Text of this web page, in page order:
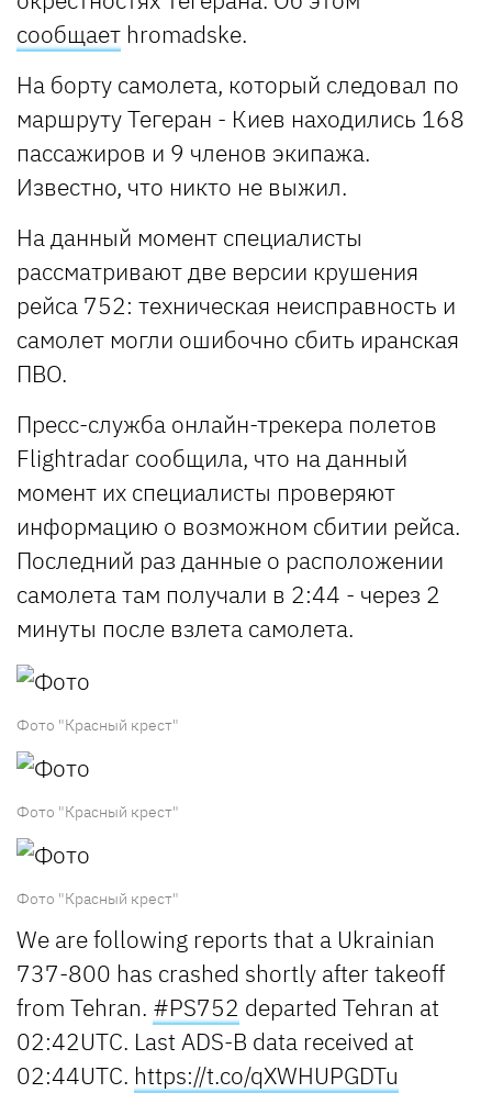
сообщает hromadskе.
На борту самолета, который следовал по
маршруту Тегеран - Киев находились 168
пассажиров и 9 членов экипажа.
Известно, что никто не выжил.
На данный момент специалисты
рассматривают две версии крушения
рейса 752: техническая неисправность и
самолет могли ошибочно сбить иранская
ПВО.
Пресс-служба онлайн-трекера полетов
Flightradar сообщила, что на данный
момент их специалисты проверяют
информацию о возможном сбитии рейса.
Последний раз данные о расположении
самолета там получали в 2:44 - через 2
минуты после взлета самолета.
Фото "Красный крест"
Фото "Красный крест"
Фото "Красный крест"
We are following reports that a Ukrainian
737-800 has crashed shortly after takeoff
from Tehran. #PS752 departed Tehran at
02:42UTC. Last ADS-B data received at
02:44UTC. https://t.co/qXWHUPGDTu